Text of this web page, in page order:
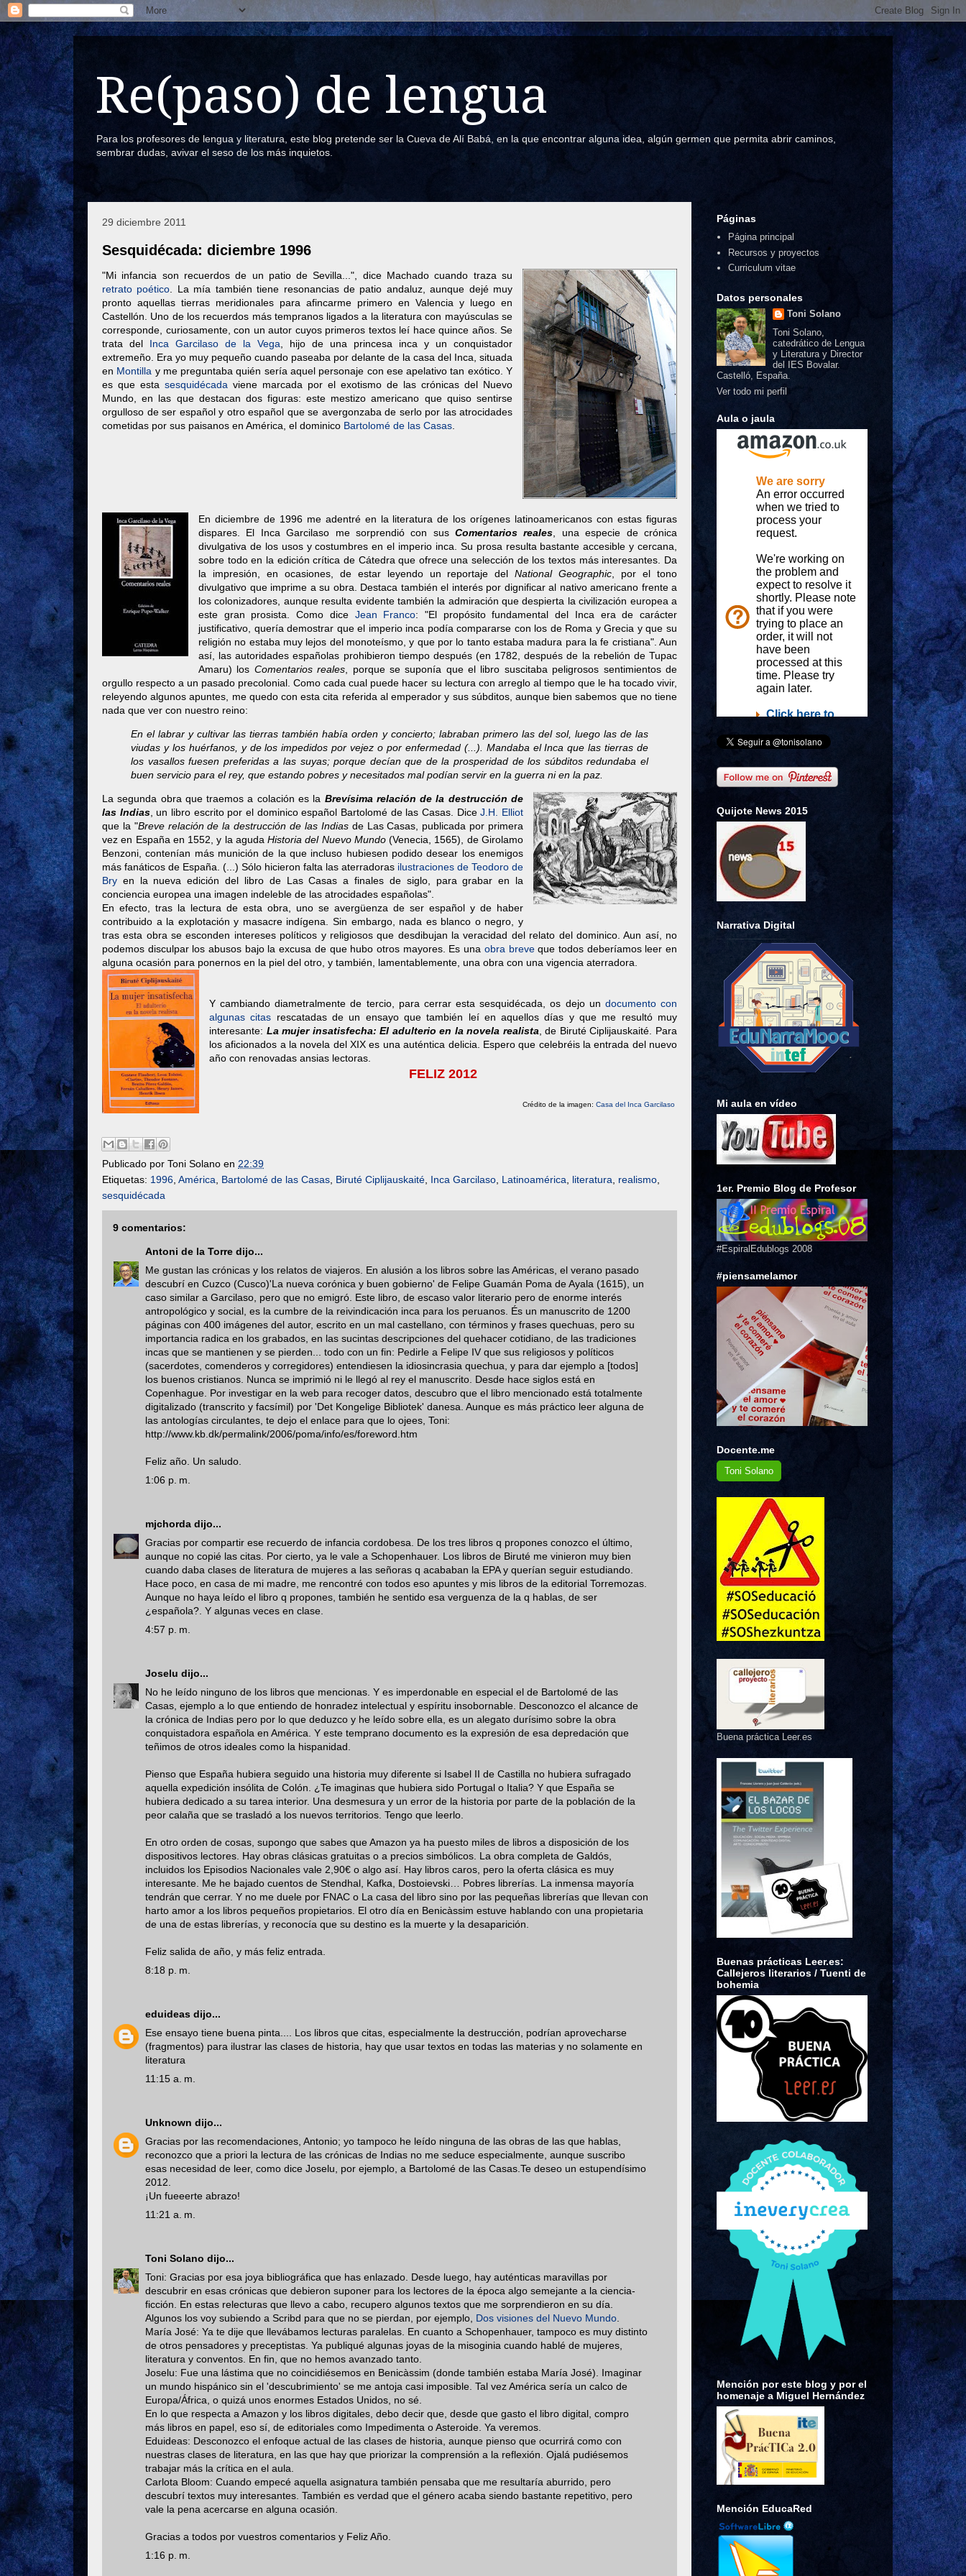
Re(paso) de lengua
Para los profesores de lengua y literatura, este blog pretende ser la Cueva de Alí Babá, en la que encontrar alguna idea, algún germen que permita abrir caminos,
sembrar dudas, avivar el seso de los más inquietos.
29 diciembre 2011
Sesquidécada: diciembre 1996
"Mi infancia son recuerdos de un patio de Sevilla...", dice Machado cuando traza su
retrato poético . La mía también tiene resonancias de patio andaluz, aunque dejé muy
pronto aquellas tierras meridionales para afincarme primero en Valencia y luego en
Castellón. Uno de los recuerdos más tempranos ligados a la literatura con mayúsculas se
corresponde, curiosamente, con un autor cuyos primeros textos leí hace quince años. Se
trata del Inca Garcilaso de la Vega , hijo de una princesa inca y un conquistador
extremeño. Era yo muy pequeño cuando paseaba por delante de la casa del Inca, situada
en Montilla y me preguntaba quién sería aquel personaje con ese apelativo tan exótico. Y
es que esta sesquidécada viene marcada por el exotismo de las crónicas del Nuevo
Mundo, en las que destacan dos figuras: este mestizo americano que quiso sentirse
orgulloso de ser español y otro español que se avergonzaba de serlo por las atrocidades
cometidas por sus paisanos en América, el dominico Bartolomé de las Casas
En diciembre de 1996 me adentré en la literatura de los orígenes latinoamericanos con estas figuras
dispares. El Inca Garcilaso me sorprendió con susComentarios reales , una especie de crónica
divulgativa de los usos y costumbres en el imperio inca. Su prosa resulta bastante accesible y cercana,
sobre todo en la edición crítica de Cátedra que ofrece una selección de los textos más interesantes. Da
la impresión, en ocasiones, de estar leyendo un reportaje delNational Geographic , por el tono
divulgativo que imprime a su obra. Destaca también el interés por dignificar al nativo americano frente a
los colonizadores, aunque resulta evidente también la admiración que despierta la civilización europea a
este gran prosista. Como dice Jean Franco: "El propósito fundamental del Inca era de carácter
justificativo, quería demostrar que el imperio inca podía compararse con los de Roma y Grecia y que su
religión no estaba muy lejos del monoteísmo, y que por lo tanto estaba madura para la fe cristiana". Aun
así, las autoridades españolas prohibieron tiempo después (en 1782, después de la rebelión de Tupac
Amaru) los Comentarios reales , porque se suponía que el libro suscitaba peligrosos sentimientos de
orgullo respecto a un pasado precolonial. Como cada cual puede hacer su lectura con arreglo al tiempo que le ha tocado vivir,
releyendo algunos apuntes, me quedo con esta cita referida al emperador y sus súbditos, aunque bien sabemos que no tiene
nada que ver con nuestro reino:
En el labrar y cultivar las tierras también había orden y concierto; labraban primero las del sol, luego las de las
viudas y los huérfanos, y de los impedidos por vejez o por enfermedad (...). Mandaba el Inca que las tierras de
los vasallos fuesen preferidas a las suyas; porque decían que de la prosperidad de los súbditos redundaba el
buen servicio para el rey, que estando pobres y necesitados mal podían servir en la guerra ni en la paz.
La segunda obra que traemos a colación es la Brevísima relación de la destrucción de
las Indias, un libro escrito por el dominico español Bartolomé de las Casas. DiceJ.H. Elliot
que la "Breve relación de la destrucción de las Indiasde Las Casas, publicada por primera
vez en España en 1552, y la aguda Historia del Nuevo Mundo(Venecia, 1565), de Girolamo
Benzoni, contenían más munición de la que incluso hubiesen podido desear los enemigos
más fanáticos de España. (...) Sólo hicieron falta las aterradoras ilustraciones de Teodoro de
Bry en la nueva edición del libro de Las Casas a finales de siglo, para grabar en la
conciencia europea una imagen indeleble de las atrocidades españolas".
En efecto, tras la lectura de esta obra, uno se avergüenza de ser español y de haber
contribuido a la explotación y masacre indígena. Sin embargo, nada es blanco o negro, y
tras esta obra se esconden intereses políticos y religiosos que desdibujan la veracidad del relato del dominico. Aun así, no
podemos disculpar los abusos bajo la excusa de que hubo otros mayores. Es una obra breveque todos deberíamos leer en
alguna ocasión para ponernos en la piel del otro, y también, lamentablemente, una obra con una vigencia aterradora.
Y cambiando diametralmente de tercio, para cerrar esta sesquidécada, os dejo un documento con
algunas citas rescatadas de un ensayo que también leí en aquellos días y que me resultó muy
interesante: La mujer insatisfecha: El adulterio en la novela realista , de Biruté Ciplijauskaité. Para
los aficionados a la novela del XIX es una auténtica delicia. Espero que celebréis la entrada del nuevo
año con renovadas ansias lectoras.
FELIZ 2012
Crédito de la imagen: Casa del Inca Garcilaso
Publicado por Toni Solano en 22:39
Etiquetas: 1996 América Bartolomé de las Casas Biruté Ciplijauskaité Inca Garcilaso Latinoamérica literatura realismo
sesquidécada
9 comentarios:
Antoni de la Torre dijo...
Me gustan las crónicas y los relatos de viajeros. En alusión a los libros sobre las Américas, el verano pasado
descubrí en Cuzco (Cusco)'La nueva corónica y buen gobierno' de Felipe Guamán Poma de Ayala (1615), un
caso similar a Garcilaso, pero que no emigró. Este libro, de escaso valor literario pero de enorme interés
antropológico y social, es la cumbre de la reivindicación inca para los peruanos. És un manuscrito de 1200
páginas con 400 imágenes del autor, escrito en un mal castellano, con términos y frases quechuas, pero su
importancia radica en los grabados, en las sucintas descripciones del quehacer cotidiano, de las tradiciones
incas que se mantienen y se pierden... todo con un fin: Pedirle a Felipe IV que sus religiosos y políticos
(sacerdotes, comenderos y corregidores) entendiesen la idiosincrasia quechua, y para dar ejemplo a [todos]
los buenos cristianos. Nunca se imprimió ni le llegó al rey el manuscrito. Desde hace siglos está en
Copenhague. Por investigar en la web para recoger datos, descubro que el libro mencionado está totalmente
digitalizado (transcrito y facsímil) por 'Det Kongelige Bibliotek' danesa. Aunque es más práctico leer alguna de
las antologías circulantes, te dejo el enlace para que lo ojees, Toni:
http://www.kb.dk/permalink/2006/poma/info/es/foreword.htm
Feliz año. Un saludo.
1:06 p. m.
mjchorda dijo...
Gracias por compartir ese recuerdo de infancia cordobesa. De los tres libros q propones conozco el último,
aunque no copié las citas. Por cierto, ya le vale a Schopenhauer. Los libros de Biruté me vinieron muy bien
cuando daba clases de literatura de mujeres a las señoras q acababan la EPA y querían seguir estudiando.
Hace poco, en casa de mi madre, me rencontré con todos eso apuntes y mis libros de la editorial Torremozas.
Aunque no haya leído el libro q propones, también he sentido esa verguenza de la q hablas, de ser
¿española?. Y algunas veces en clase.
4:57 p. m.
Joselu dijo...
No he leído ninguno de los libros que mencionas. Y es imperdonable en especial el de Bartolomé de las
Casas, ejemplo a lo que entiendo de honradez intelectual y espíritu insobornable. Desconozco el alcance de
la crónica de Indias pero por lo que deduzco y he leído sobre ella, es un alegato durísimo sobre la obra
conquistadora española en América. Y este temprano documento es la expresión de esa depredación que
teñimos de otros ideales como la hispanidad.
Pienso que España hubiera seguido una historia muy diferente si Isabel II de Castilla no hubiera sufragado
aquella expedición insólita de Colón. ¿Te imaginas que hubiera sido Portugal o Italia? Y que España se
hubiera dedicado a su tarea interior. Una desmesura y un error de la historia por parte de la población de la
peor calaña que se trasladó a los nuevos territorios. Tengo que leerlo.
En otro orden de cosas, supongo que sabes que Amazon ya ha puesto miles de libros a disposición de los
dispositivos lectores. Hay obras clásicas gratuitas o a precios simbólicos. La obra completa de Galdós,
incluidos los Episodios Nacionales vale 2,90€ o algo así. Hay libros caros, pero la oferta clásica es muy
interesante. Me he bajado cuentos de Stendhal, Kafka, Dostoievski… Pobres librerías. La inmensa mayoría
tendrán que cerrar. Y no me duele por FNAC o La casa del libro sino por las pequeñas librerías que llevan con
harto amor a los libros pequeños propietarios. El otro día en Benicàssim estuve hablando con una propietaria
de una de estas librerías, y reconocía que su destino es la muerte y la desaparición.
Feliz salida de año, y más feliz entrada.
8:18 p. m.
eduideas dijo...
Ese ensayo tiene buena pinta.... Los libros que citas, especialmente la destrucción, podrían aprovecharse
(fragmentos) para ilustrar las clases de historia, hay que usar textos en todas las materias y no solamente en
literatura
11:15 a. m.
Unknown dijo...
Gracias por las recomendaciones, Antonio; yo tampoco he leído ninguna de las obras de las que hablas,
reconozco que a priori la lectura de las crónicas de Indias no me seduce especialmente, aunque suscribo
esas necesidad de leer, como dice Joselu, por ejemplo, a Bartolomé de las Casas.Te deseo un estupendísimo
2012.
¡Un fueeerte abrazo!
11:21 a. m.
Toni Solano dijo...
Toni: Gracias por esa joya bibliográfica que has enlazado. Desde luego, hay auténticas maravillas por
descubrir en esas crónicas que debieron suponer para los lectores de la época algo semejante a la ciencia-
ficción. En estas relecturas que llevo a cabo, recupero algunos textos que me sorprendieron en su día.
Algunos los voy subiendo a Scribd para que no se pierdan, por ejemplo, Dos visiones del Nuevo Mundo
María José: Ya te dije que llevábamos lecturas paralelas. En cuanto a Schopenhauer, tampoco es muy distinto
de otros pensadores y preceptistas. Ya publiqué algunas joyas de la misoginia cuando hablé de mujeres,
literatura y conventos. En fin, que no hemos avanzado tanto.
Joselu: Fue una lástima que no coincidiésemos en Benicàssim (donde también estaba María José). Imaginar
un mundo hispánico sin el 'descubrimiento' se me antoja casi imposible. Tal vez América sería un calco de
Europa/África, o quizá unos enormes Estados Unidos, no sé.
En lo que respecta a Amazon y los libros digitales, debo decir que, desde que gasto el libro digital, compro
más libros en papel, eso sí, de editoriales como Impedimenta o Asteroide. Ya veremos.
Eduideas: Desconozco el enfoque actual de las clases de historia, aunque pienso que ocurrirá como con
nuestras clases de literatura, en las que hay que priorizar la comprensión a la reflexión. Ojalá pudiésemos
trabajar más la crítica en el aula.
Carlota Bloom: Cuando empecé aquella asignatura también pensaba que me resultaría aburrido, pero
descubrí textos muy interesantes. También es verdad que el género acaba siendo bastante repetitivo, pero
vale la pena acercarse en alguna ocasión.
Gracias a todos por vuestros comentarios y Feliz Año.
1:16 p. m.
Páginas
Página principal
Recursos y proyectos
Curriculum vitae
Datos personales
Toni Solano
Toni Solano,
catedrático de Lengua
y Literatura y Director
del IES Bovalar.
Castelló, España.
Ver todo mi perfil
Aula o jaula
Quijote News 2015
Narrativa Digital
Mi aula en vídeo
1er. Premio Blog de Profesor
#EspiralEdublogs 2008
#piensamelamor
Docente.me
Toni Solano
Buena práctica Leer.es
Buenas prácticas Leer.es:
Callejeros literarios / Tuenti de
bohemia
Mención por este blog y por el
homenaje a Miguel Hernández
Mención EducaRed